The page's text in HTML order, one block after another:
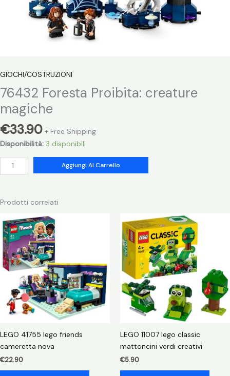
GIOCHI/COSTRUZIONI
76432 Foresta Proibita: creature
magiche
€33.90 + Free Shipping
Disponibilità: 3 disponibili
76432
Foresta
creature
quantità
Aggiungi Al Carrello
Prodotti correlati
LEGO 41755 lego friends
cameretta nova
€22.90
LEGO 11007 lego classic
mattoncini verdi creativi
€5.90